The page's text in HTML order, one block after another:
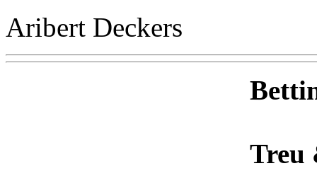
Aribert Deckers
Treu